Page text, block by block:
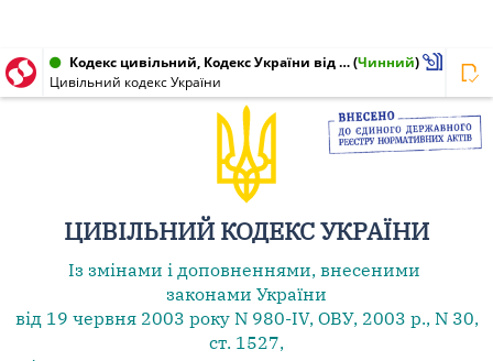
Кодекс цивільний, Кодекс України від 16.01.2003 № 435-IV(Чинний)
Цивільний кодекс України